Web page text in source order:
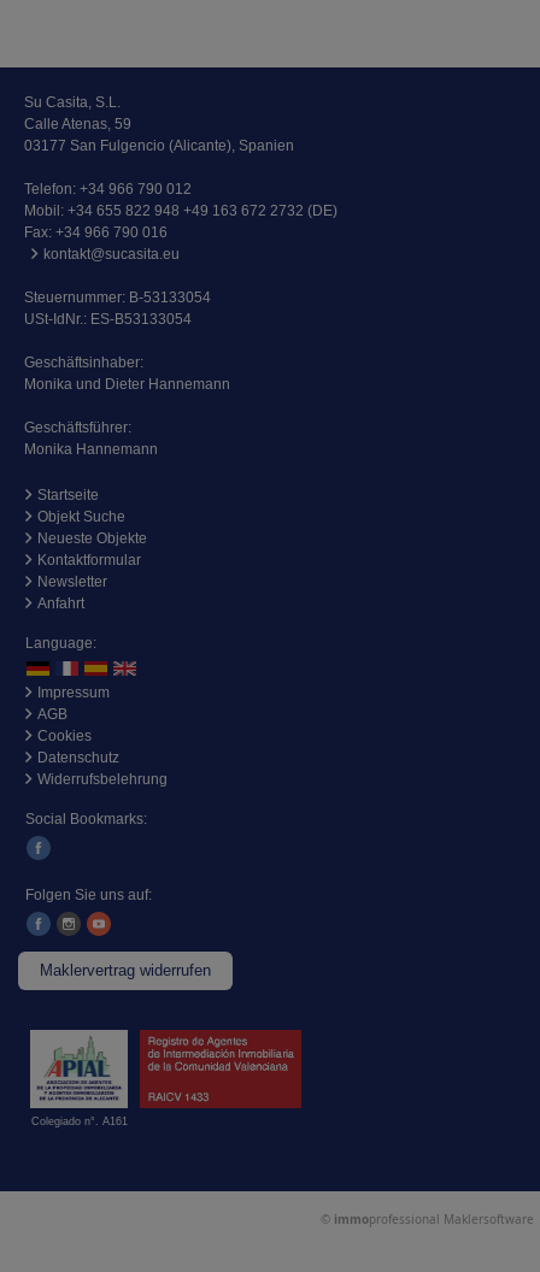
Su Casita, S.L.
Calle Atenas, 59
03177 San Fulgencio (Alicante), Spanien
Telefon: +34 966 790 012
Mobil: +34 655 822 948 +49 163 672 2732 (DE)
Fax: +34 966 790 016
kontakt@sucasita.eu
Steuernummer: B-53133054
USt-IdNr.: ES-B53133054
Geschäftsinhaber:
Monika und Dieter Hannemann
Geschäftsführer:
Monika Hannemann
Startseite
Objekt Suche
Neueste Objekte
Kontaktformular
Newsletter
Anfahrt
Language:
Impressum
AGB
Cookies
Datenschutz
Widerrufsbelehrung
Social Bookmarks:
Folgen Sie uns auf:
Maklervertrag widerrufen
Colegiado n°. A161
© immoprofessional Maklersoftware